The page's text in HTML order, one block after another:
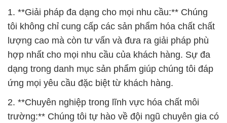
1. **Giải pháp đa dạng cho mọi nhu cầu:** Chúng
tôi không chỉ cung cấp các sản phẩm hóa chất chất
lượng cao mà còn tư vấn và đưa ra giải pháp phù
hợp nhất cho mọi nhu cầu của khách hàng. Sự đa
dạng trong danh mục sản phẩm giúp chúng tôi đáp
ứng mọi yêu cầu đặc biệt từ khách hàng.
2. **Chuyên nghiệp trong lĩnh vực hóa chất môi
trường:** Chúng tôi tự hào về đội ngũ chuyên gia có